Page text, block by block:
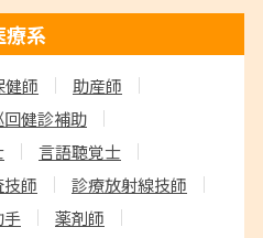
療系
健師
助産師
回健診補助
言語聴覚士
師
診療放射線技師
手
薬剤師